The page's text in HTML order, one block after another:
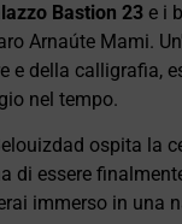
Bastion 23 e i
Arnaúte Mami.
e della calligrafia,
nel tempo.
ospita la
di essere
immerso in una